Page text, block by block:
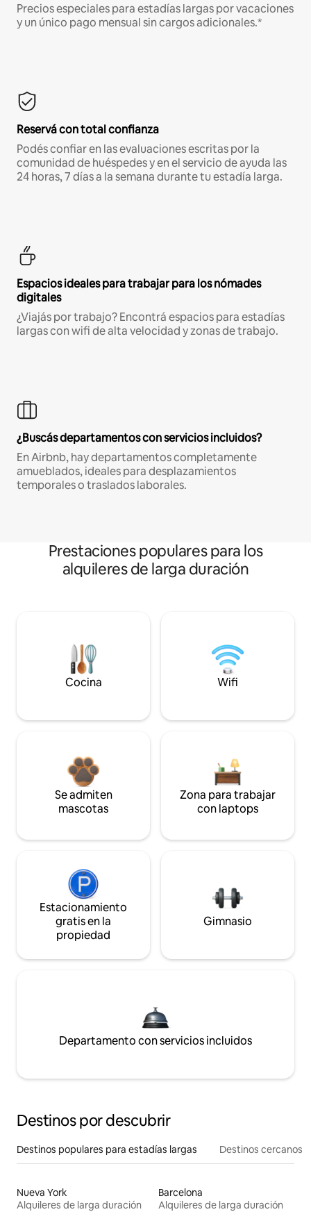
Precios especiales para estadías largas por vacaciones
y un único pago mensual sin cargos adicionales.*
Reservá con total confianza
Podés confiar en las evaluaciones escritas por la
comunidad de huéspedes y en el servicio de ayuda las
24 horas, 7 días a la semana durante tu estadía larga.
Espacios ideales para trabajar para los nómades
digitales
¿Viajás por trabajo? Encontrá espacios para estadías
largas con wifi de alta velocidad y zonas de trabajo.
¿Buscás departamentos con servicios incluidos?
En Airbnb, hay departamentos completamente
amueblados, ideales para desplazamientos
temporales o traslados laborales.
Prestaciones populares para los
alquileres de larga duración
Cocina Wifi
Se admiten
mascotas
Zona para trabajar
con laptops
Estacionamiento
gratis en la
propiedad
Gimnasio
Departamento con servicios incluidos
Destinos por descubrir
Destinos populares para estadías largas Destinos cercanos
Nueva York
Alquileres de larga duración
Barcelona
Alquileres de larga duración